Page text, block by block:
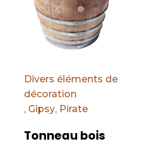
Divers éléments de
décoration
, Gipsy, Pirate
Tonneau bois